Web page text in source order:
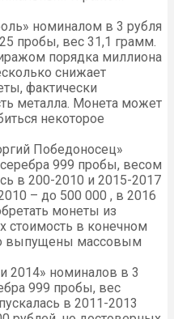
номиналом в 3 рубля
пробы, вес 31,1 грамм.
порядка миллиона
снижает
фактически
металла. Монета может
некоторое
Победоносец»
999 пробы, весом
в 200-2010 и 2015-2017
– до 500 000 , в 2016
монеты из
стоимость в конечном
выпущены массовым
2014» номиналов в 3
999 пробы, вес
в 2011-2013